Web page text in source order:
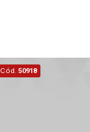
Cód. 50918